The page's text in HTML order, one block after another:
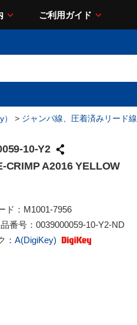
ご利用ガイド
> ジャンパ線、圧着済みリード線
10-Y2
CRIMP A2016 YELLOW
ド： M1001-7956
番号： 0039000059-10-Y2-ND
： A(DigiKey)